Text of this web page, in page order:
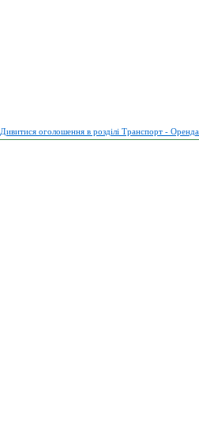
Дивитися оголошення в розділі Транспорт -